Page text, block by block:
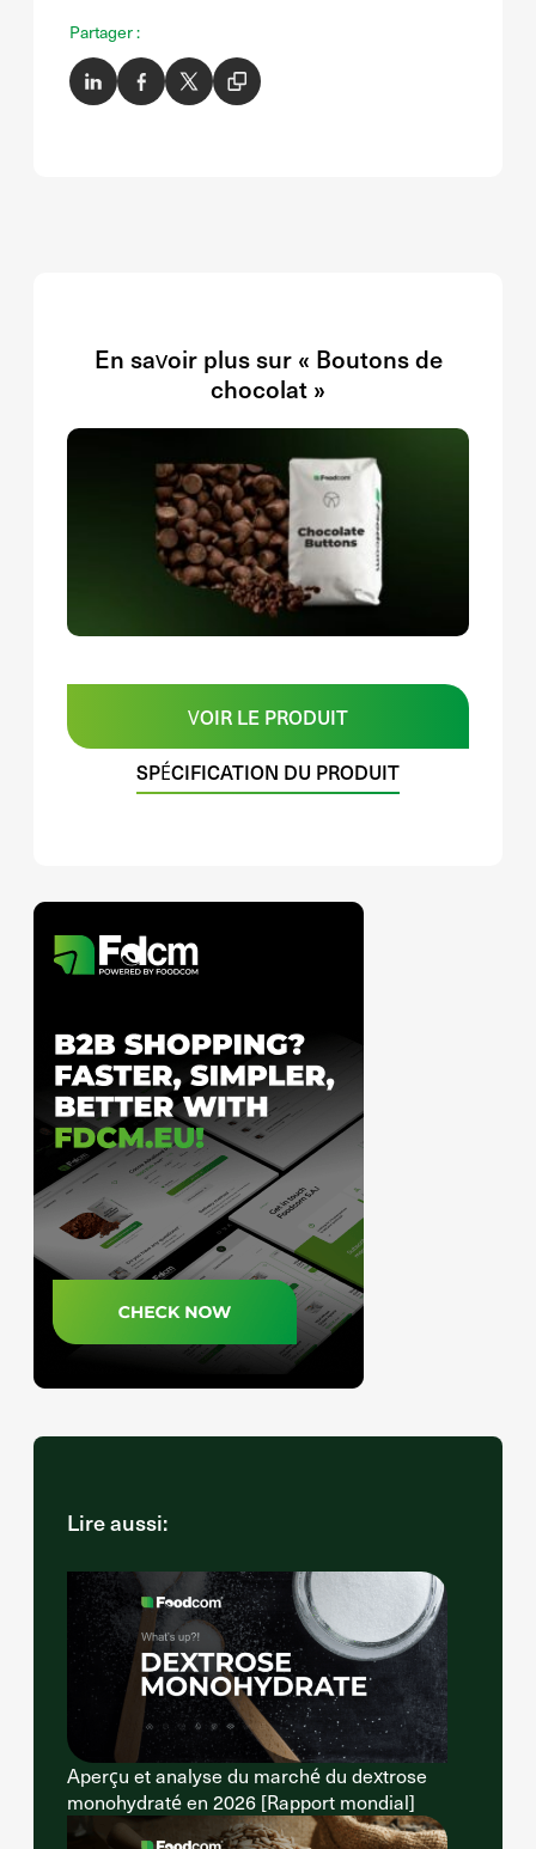
Partager :
En savoir plus sur « Boutons de
chocolat »
VOIR LE PRODUIT
SPÉCIFICATION DU PRODUIT
Lire aussi:
Aperçu et analyse du marché du dextrose
monohydraté en 2026 [Rapport mondial]